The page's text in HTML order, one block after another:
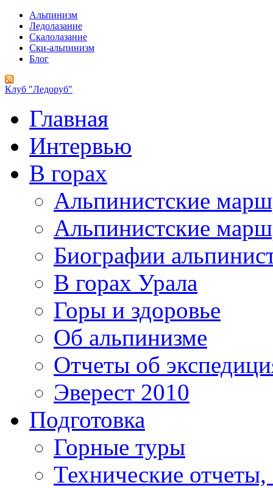
Альпинизм
Ледолазание
Скалолазание
Ски-альпинизм
Блог
Клуб "Ледоруб"
Главная
Интервью
В горах
Альпинистские
Альпинистские
Биографии
В горах Урала
Горы и здоровье
Об альпинизме
Отчеты об
Эверест 2010
Подготовка
Горные туры
Технические